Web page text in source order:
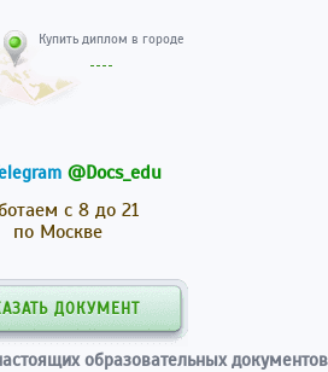
@Docs_edu
с 8 до 21
по Москве
ДОКУМЕНТ
образовательных документов